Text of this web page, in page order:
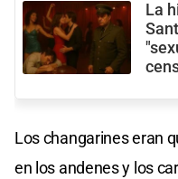
La
Los changarines eran
en los andenes y los